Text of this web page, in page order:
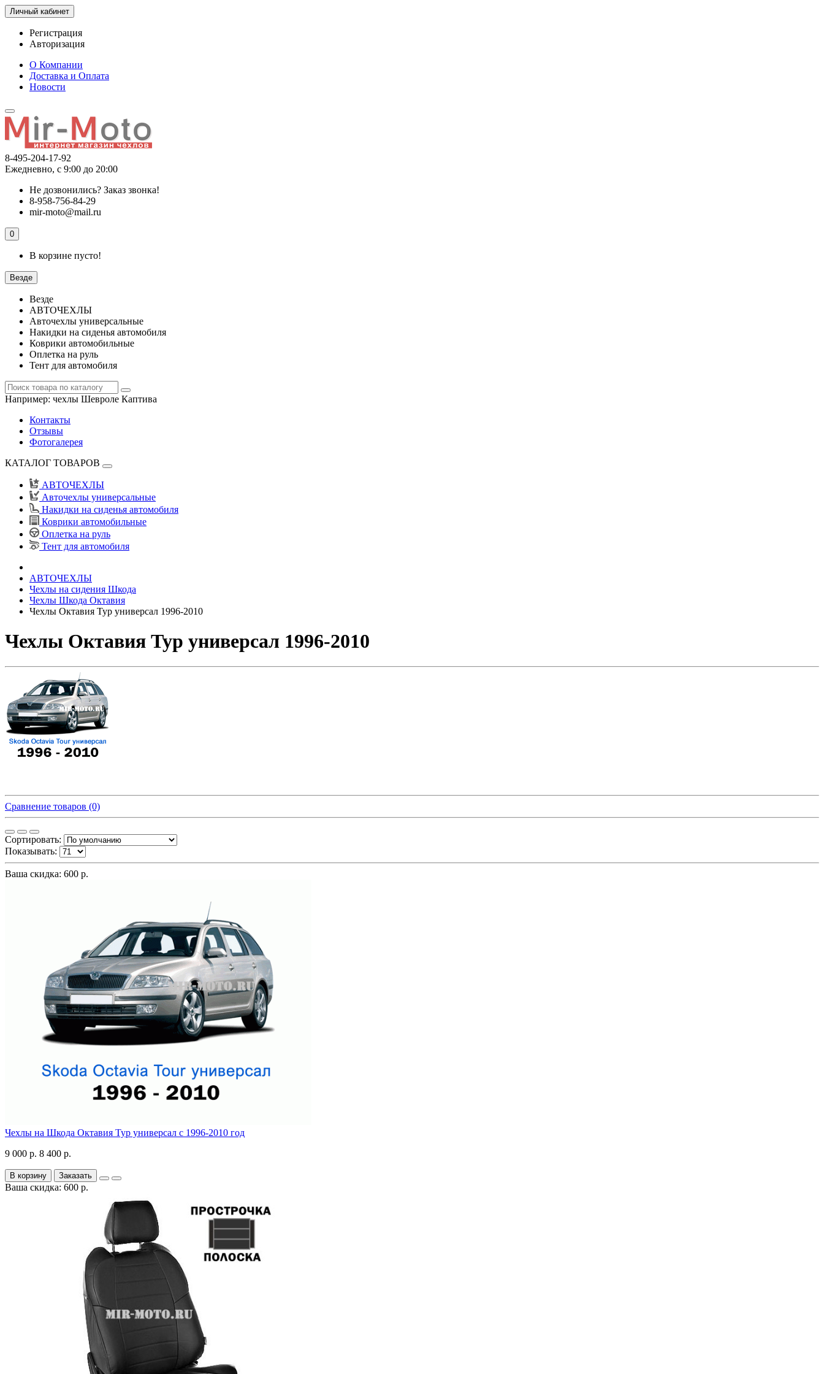
Личный кабинет
Регистрация
Авторизация
О Компании
Доставка и Оплата
Новости
8-495-204-17-92
Ежедневно, с 9:00 до 20:00
Не дозвонились? Заказ звонка!
8-958-756-84-29
mir-moto@mail.ru
0
В корзине пусто!
Везде
Везде
АВТОЧЕХЛЫ
Авточехлы универсальные
Накидки на сиденья автомобиля
Коврики автомобильные
Оплетка на руль
Тент для автомобиля
Например: чехлы Шевроле Каптива
Контакты
Отзывы
Фотогалерея
КАТАЛОГ ТОВАРОВ
АВТОЧЕХЛЫ
Авточехлы универсальные
Накидки на сиденья автомобиля
Коврики автомобильные
Оплетка на руль
Тент для автомобиля
АВТОЧЕХЛЫ
Чехлы на сидения Шкода
Чехлы Шкода Октавия
Чехлы Октавия Тур универсал 1996-2010
Чехлы Октавия Тур универсал 1996-2010
Сравнение товаров (0)
Сортировать:
Показывать:
Ваша скидка: 600 р.
Чехлы на Шкода Октавия Тур универсал с 1996-2010 год
9 000 р. 8 400 р.
В корзину Заказать
Ваша скидка: 600 р.